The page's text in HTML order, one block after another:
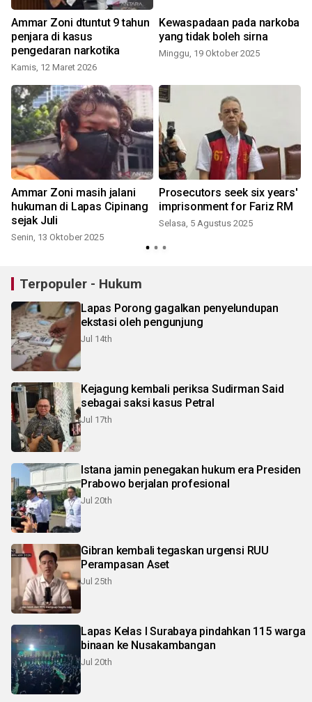
Ammar Zoni dtuntut 9 tahun
penjara di kasus
pengedaran narkotika
Kamis, 12 Maret 2026
Kewaspadaan pada narkoba
yang tidak boleh sirna
Minggu, 19 Oktober 2025
Ammar Zoni masih jalani
hukuman di Lapas Cipinang
sejak Juli
Senin, 13 Oktober 2025
Prosecutors seek six years'
imprisonment for Fariz RM
Selasa, 5 Agustus 2025
Terpopuler - Hukum
Lapas Porong gagalkan penyelundupan
ekstasi oleh pengunjung
Jul 14th
Kejagung kembali periksa Sudirman Said
sebagai saksi kasus Petral
Jul 17th
Istana jamin penegakan hukum era Presiden
Prabowo berjalan profesional
Jul 20th
Gibran kembali tegaskan urgensi RUU
Perampasan Aset
Jul 25th
Lapas Kelas I Surabaya pindahkan 115 warga
binaan ke Nusakambangan
Jul 20th